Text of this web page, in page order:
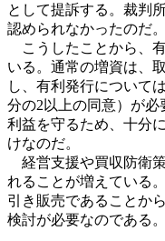
として提訴する。裁判
認められなかったのだ。
こうしたことから、
いる。通常の増資は、
し、有利発行について
分の2以上の同意）が
利益を守るため、十分
けなのだ。
経営支援や買収防衛
れることが増えている
引き販売であることか
検討が必要なのである。